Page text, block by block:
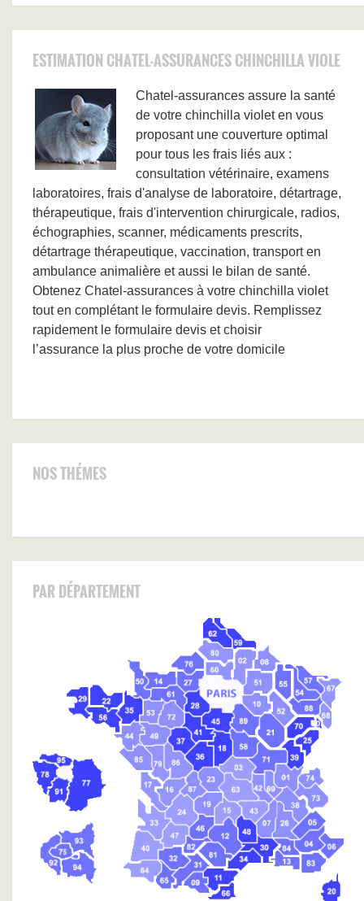
ESTIMATION CHATEL-ASSURANCES CHINCHILLA VIOLE
Chatel-assurances assure la santé
de votre chinchilla violet en vous
proposant une couverture optimal
pour tous les frais liés aux :
consultation vétérinaire, examens
laboratoires, frais d'analyse de laboratoire, détartrage,
thérapeutique, frais d'intervention chirurgicale, radios,
échographies, scanner, médicaments prescrits,
détartrage thérapeutique, vaccination, transport en
ambulance animalière et aussi le bilan de santé.
Obtenez Chatel-assurances à votre chinchilla violet
tout en complétant le formulaire devis. Remplissez
rapidement le formulaire devis et choisir
l’assurance la plus proche de votre domicile
NOS THÉMES
PAR DÉPARTEMENT